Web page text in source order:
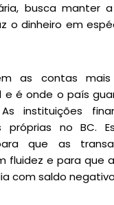
busca manter
o dinheiro em
as contas mais
e é onde o país
instituições
próprias no BC.
que as
fluidez e para que
com saldo